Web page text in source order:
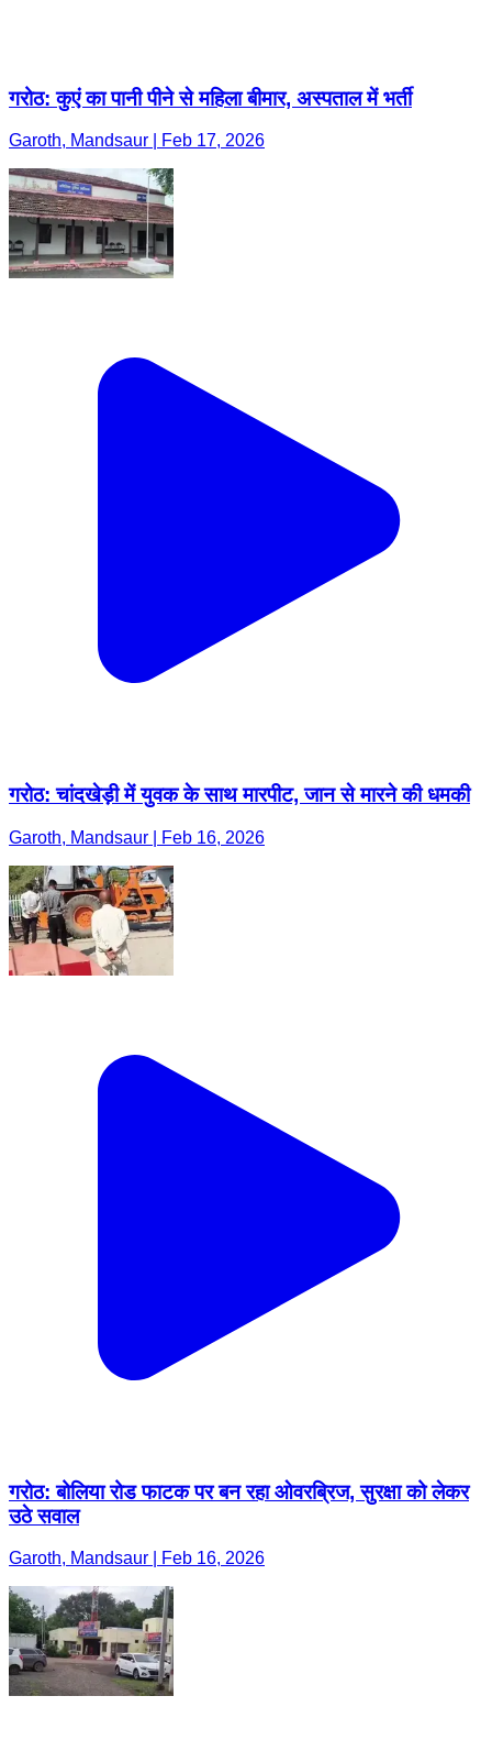
गरोठ: कुएं का पानी पीने से महिला बीमार, अस्पताल में भर्ती
Garoth, Mandsaur | Feb 17, 2026
गरोठ: चांदखेड़ी में युवक के साथ मारपीट, जान से मारने की धमकी
Garoth, Mandsaur | Feb 16, 2026
गरोठ: बोलिया रोड फाटक पर बन रहा ओवरब्रिज, सुरक्षा को लेकर
उठे सवाल
Garoth, Mandsaur | Feb 16, 2026